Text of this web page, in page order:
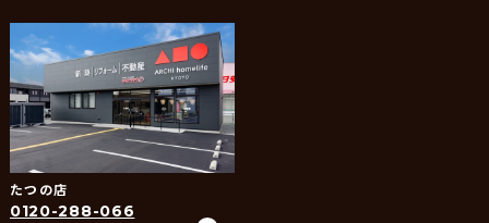
たつの店
0120-288-066